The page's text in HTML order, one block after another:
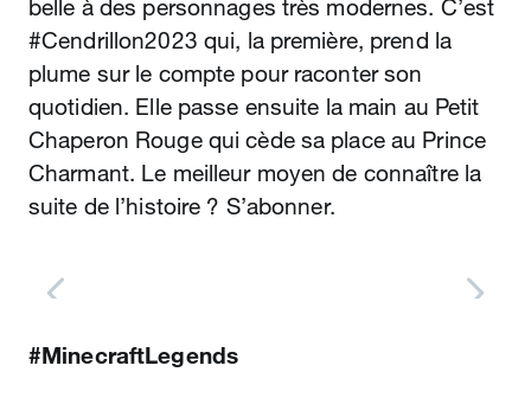
belle à des personnages très modernes. C’est
#Cendrillon2023 qui, la première, prend la
plume sur le compte pour raconter son
quotidien. Elle passe ensuite la main au Petit
Chaperon Rouge qui cède sa place au Prince
Charmant. Le meilleur moyen de connaître la
suite de l’histoire ? S’abonner.
#MinecraftLegends